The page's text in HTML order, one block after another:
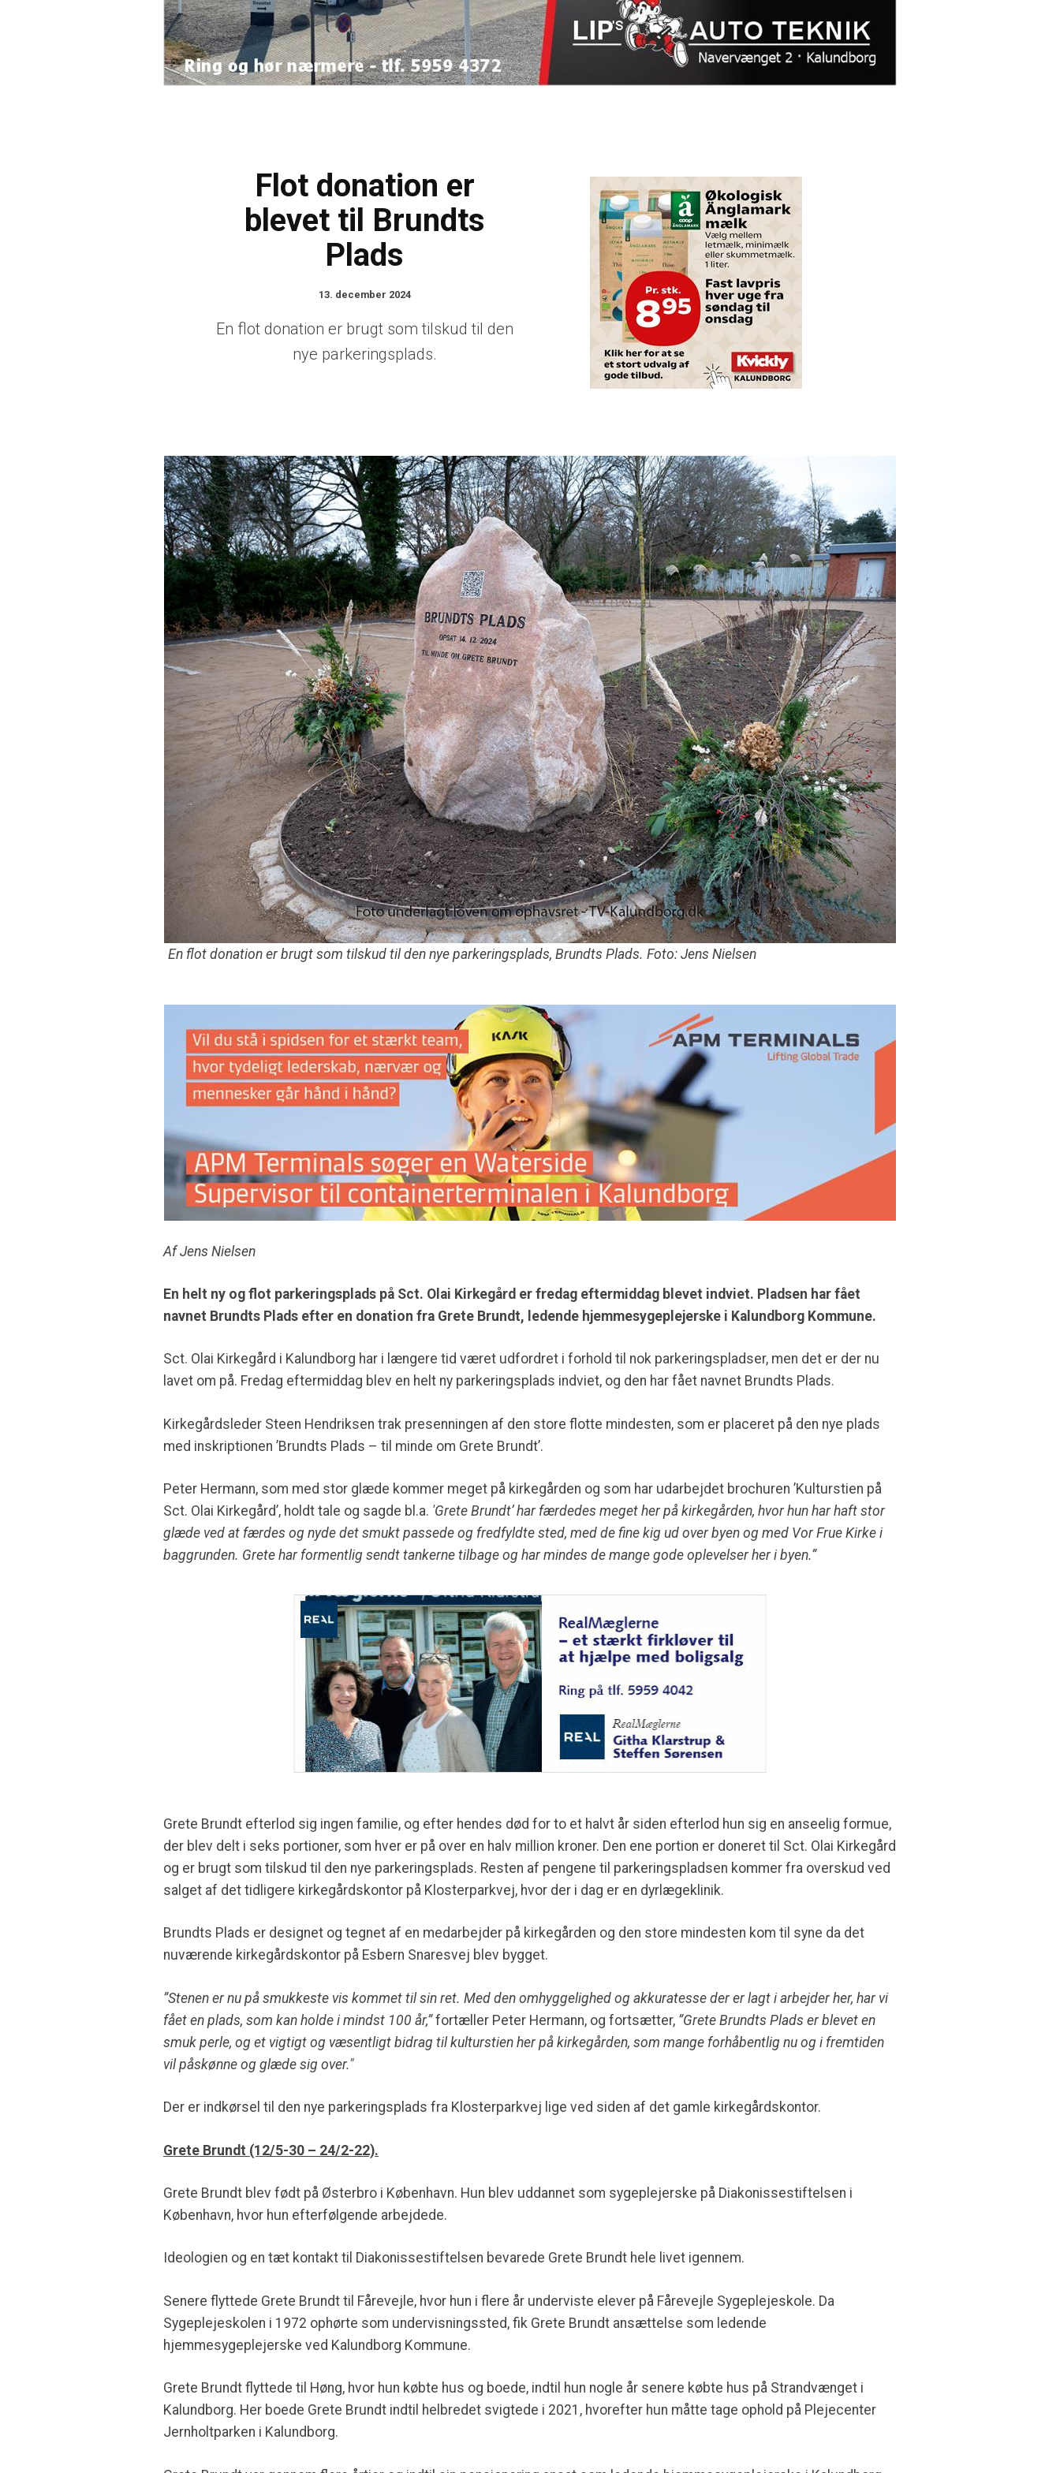
Flot donation er
blevet til Brundts
Plads
13. december 2024
En flot donation er brugt som tilskud til den
nye parkeringsplads.
En flot donation er brugt som tilskud til den nye parkeringsplads, Brundts Plads. Foto: Jens Nielsen
Af Jens Nielsen
En helt ny og flot parkeringsplads på Sct. Olai Kirkegård er fredag eftermiddag blevet indviet. Pladsen har fået
navnet Brundts Plads efter en donation fra Grete Brundt, ledende hjemmesygeplejerske i Kalundborg Kommune.
Sct. Olai Kirkegård i Kalundborg har i længere tid været udfordret i forhold til nok parkeringspladser, men det er der nu
lavet om på. Fredag eftermiddag blev en helt ny parkeringsplads indviet, og den har fået navnet Brundts Plads.
Kirkegårdsleder Steen Hendriksen trak presenningen af den store flotte mindesten, som er placeret på den nye plads
med inskriptionen ’Brundts Plads – til minde om Grete Brundt’.
Peter Hermann, som med stor glæde kommer meget på kirkegården og som har udarbejdet brochuren ’Kulturstien på
Sct. Olai Kirkegård’, holdt tale og sagde bl.a. 'Grete Brundt’ har færdedes meget her på kirkegården, hvor hun har haft stor
glæde ved at færdes og nyde det smukt passede og fredfyldte sted, med de fine kig ud over byen og med Vor Frue Kirke i
baggrunden. Grete har formentlig sendt tankerne tilbage og har mindes de mange gode oplevelser her i byen.”
Grete Brundt efterlod sig ingen familie, og efter hendes død for to et halvt år siden efterlod hun sig en anseelig formue,
der blev delt i seks portioner, som hver er på over en halv million kroner. Den ene portion er doneret til Sct. Olai Kirkegård
og er brugt som tilskud til den nye parkeringsplads. Resten af pengene til parkeringspladsen kommer fra overskud ved
salget af det tidligere kirkegårdskontor på Klosterparkvej, hvor der i dag er en dyrlægeklinik.
Brundts Plads er designet og tegnet af en medarbejder på kirkegården og den store mindesten kom til syne da det
nuværende kirkegårdskontor på Esbern Snaresvej blev bygget.
”Stenen er nu på smukkeste vis kommet til sin ret. Med den omhyggelighed og akkuratesse der er lagt i arbejder her, har vi
fået en plads, som kan holde i mindst 100 år,”fortæller Peter Hermann, og fortsætter, ”Grete Brundts Plads er blevet en
smuk perle, og et vigtigt og væsentligt bidrag til kulturstien her på kirkegården, som mange forhåbentlig nu og i fremtiden
vil påskønne og glæde sig over."
Der er indkørsel til den nye parkeringsplads fra Klosterparkvej lige ved siden af det gamle kirkegårdskontor.
Grete Brundt (12/5-30 – 24/2-22).
Grete Brundt blev født på Østerbro i København. Hun blev uddannet som sygeplejerske på Diakonissestiftelsen i
København, hvor hun efterfølgende arbejdede.
Ideologien og en tæt kontakt til Diakonissestiftelsen bevarede Grete Brundt hele livet igennem.
Senere flyttede Grete Brundt til Fårevejle, hvor hun i flere år underviste elever på Fårevejle Sygeplejeskole. Da
Sygeplejeskolen i 1972 ophørte som undervisningssted, fik Grete Brundt ansættelse som ledende
hjemmesygeplejerske ved Kalundborg Kommune.
Grete Brundt flyttede til Høng, hvor hun købte hus og boede, indtil hun nogle år senere købte hus på Strandvænget i
Kalundborg. Her boede Grete Brundt indtil helbredet svigtede i 2021, hvorefter hun måtte tage ophold på Plejecenter
Jernholtparken i Kalundborg.